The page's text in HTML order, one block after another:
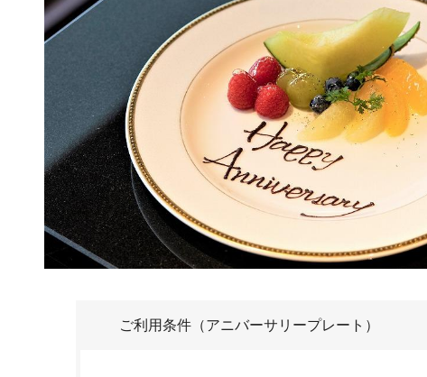
ご利用条件（アニバーサリープレート）